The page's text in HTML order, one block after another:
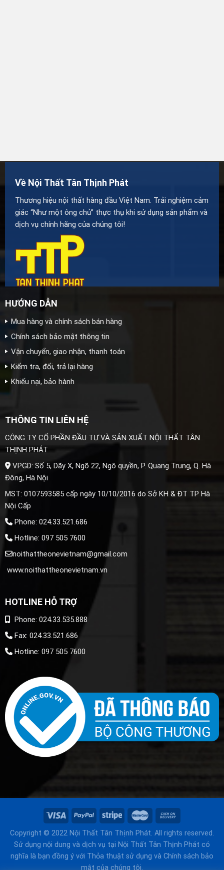
Về Nội Thất Tân Thịnh Phát
Thương hiệu nội thất hàng đầu Việt Nam. Trải nghiệm cảm
giác “Như một ông chủ” thực thụ khi sử dụng sản phẩm và
dịch vụ chính hãng của chúng tôi!
HƯỚNG DẪN
Mua hàng và chính sách bán hàng
Chính sách bảo mật thông tin
Vận chuyển, giao nhận, thanh toán
Kiểm tra, đổi, trả lại hàng
Khiếu nại, bảo hành
THÔNG TIN LIÊN HỆ
CÔNG TY CỔ PHẦN ĐẦU TƯ VÀ SẢN XUẤT NỘI THẤT TÂN
THỊNH PHÁT
VPGD: Số 5, Dãy X, Ngõ 22, Ngô quyền, P. Quang Trung, Q. Hà
Đông, Hà Nội
MST: 0107593585 cấp ngày 10/10/2016 do Sở KH & ĐT TP Hà
Nội Cấp
Phone: 024.33.521.686
Hotline: 097 505 7600
noithattheonevietnam@gmail.com
www.noithattheonevietnam.vn
HOTLINE HỖ TRỢ
Phone: 024.33.535.888
Fax: 024.33.521.686
Hotline: 097 505 7600
Copyright © 2022 Nội Thất Tân Thịnh Phát. All rights reserved.
Sử dụng nội dung và dịch vụ tại Nội Thất Tân Thịnh Phát có
nghĩa là bạn đồng ý với Thỏa thuật sử dụng và Chính sách bảo
mật của chúng tôi.